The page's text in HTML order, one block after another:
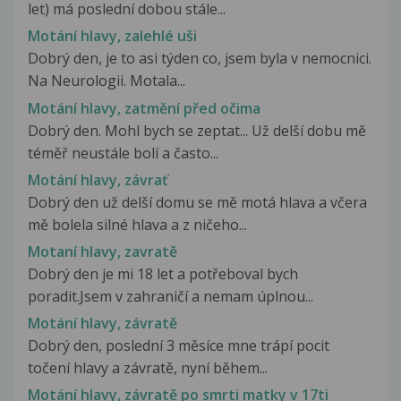
let) má poslední dobou stále...
Motání hlavy, zalehlé uši
Dobrý den, je to asi týden co, jsem byla v nemocnici.
Na Neurologii. Motala...
Motání hlavy, zatmění před očima
Dobrý den. Mohl bych se zeptat... Už delší dobu mě
téměř neustále bolí a často...
Motání hlavy, závrať
Dobrý den už delší domu se mě motá hlava a včera
mě bolela silné hlava a z ničeho...
Motaní hlavy, zavratě
Dobrý den je mi 18 let a potřeboval bych
poradit.Jsem v zahraničí a nemam úplnou...
Motání hlavy, závratě
Dobrý den, poslední 3 měsíce mne trápí pocit
točení hlavy a závratě, nyní během...
Motání hlavy, závratě po smrti matky v 17ti